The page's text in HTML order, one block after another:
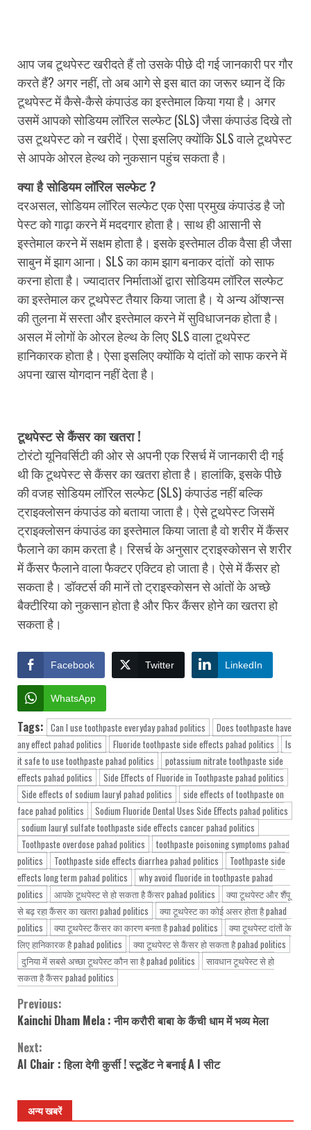
आप जब टूथपेस्ट खरीदते हैं तो उसके पीछे दी गई जानकारी पर गौर
करते हैं? अगर नहीं, तो अब आगे से इस बात का जरूर ध्यान दें कि
टूथपेस्ट में कैसे-कैसे कंपाउंड का इस्तेमाल किया गया है। अगर
उसमें आपको सोडियम लॉरिल सल्फेट (SLS) जैसा कंपाउंड दिखे तो
उस टूथपेस्ट को न खरीदें। ऐसा इसलिए क्योंकि SLS वाले टूथपेस्ट
से आपके ओरल हेल्थ को नुकसान पहुंच सकता है।
क्या है सोडियम लॉरिल सल्फेट ?
दरअसल, सोडियम लॉरिल सल्फेट एक ऐसा प्रमुख कंपाउंड है जो
पेस्ट को गाढ़ा करने में मददगार होता है। साथ ही आसानी से
इस्तेमाल करने में सक्षम होता है। इसके इस्तेमाल ठीक वैसा ही जैसा
साबुन में झाग आना। SLS का काम झाग बनाकर दांतों को साफ
करना होता है। ज्यादातर निर्माताओं द्वारा सोडियम लॉरिल सल्फेट
का इस्तेमाल कर टूथपेस्ट तैयार किया जाता है। ये अन्य ऑप्शन्स
की तुलना में सस्ता और इस्तेमाल करने में सुविधाजनक होता है।
असल में लोगों के ओरल हेल्थ के लिए SLS वाला टूथपेस्ट
हानिकारक होता है। ऐसा इसलिए क्योंकि ये दांतों को साफ करने में
अपना खास योगदान नहीं देता है।
टूथपेस्ट से कैंसर का खतरा !
टोरंटो यूनिवर्सिटी की ओर से अपनी एक रिसर्च में जानकारी दी गई
थी कि टूथपेस्ट से कैंसर का खतरा होता है। हालांकि, इसके पीछे
की वजह सोडियम लॉरिल सल्फेट (SLS) कंपाउंड नहीं बल्कि
ट्राइक्लोसन कंपाउंड को बताया जाता है। ऐसे टूथपेस्ट जिसमें
ट्राइक्लोसन कंपाउंड का इस्तेमाल किया जाता है वो शरीर में कैंसर
फैलाने का काम करता है। रिसर्च के अनुसार ट्राइस्कोसन से शरीर
में कैंसर फैलाने वाला फैक्टर एक्टिव हो जाता है। ऐसे में कैंसर हो
सकता है। डॉक्टर्स की मानें तो ट्राइस्कोसन से आंतों के अच्छे
बैक्टीरिया को नुकसान होता है और फिर कैंसर होने का खतरा हो
सकता है।
Facebook Twitter LinkedIn
WhatsApp
Tags: Can I use toothpaste everyday pahad politics
Does toothpaste have
any effect pahad politics
Fluoride toothpaste side effects pahad politics
Is
it safe to use toothpaste pahad politics
potassium nitrate toothpaste side
effects pahad politics
Side Effects of Fluoride in Toothpaste pahad politics
Side effects of sodium lauryl pahad politics
side effects of toothpaste on
face pahad politics
Sodium Fluoride Dental Uses Side Effects pahad politics
sodium lauryl sulfate toothpaste side effects cancer pahad politics
Toothpaste overdose pahad politics
toothpaste poisoning symptoms pahad
politics
Toothpaste side effects diarrhea pahad politics
Toothpaste side
effects long term pahad politics
why avoid fluoride in toothpaste pahad
politics
आपके टूथपेस्ट से हो सकता है कैंसर pahad politics
क्या टूथपेस्ट और शैंपू
से बढ़ रहा कैंसर का खतरा pahad politics
क्या टूथपेस्ट का कोई असर होता है pahad
politics
क्या टूथपेस्ट कैंसर का कारण बनता है pahad politics
क्या टूथपेस्ट दांतों के
लिए हानिकारक है pahad politics
क्या टूथपेस्ट से कैंसर हो सकता है pahad politics
दुनिया में सबसे अच्छा टूथपेस्ट कौन सा है pahad politics
सावधान टूथपेस्ट से हो
सकता है कैंसर pahad politics
Continue
Previous:
Kainchi Dham Mela : नीम करौरी बाबा के कैंची धाम में भव्य मेला
Next:
AI Chair : हिला देगी कुर्सी ! स्टूडेंट ने बनाई A I सीट
अन्य खबरें